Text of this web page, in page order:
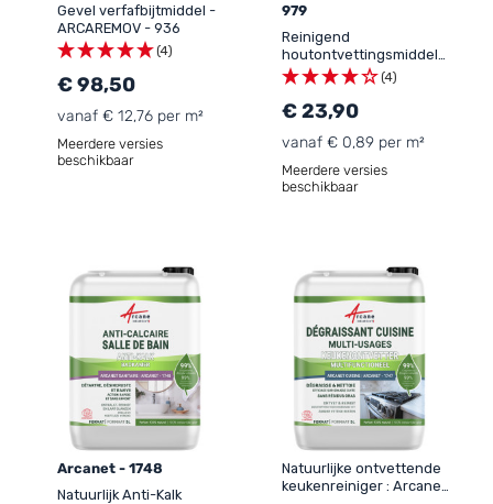
Gevel verfafbijtmiddel -
ARCAREMOV - 936
(4)
€ 98,50
vanaf € 12,76 per m²
Meerdere versies
beschikbaar
979
Reinigend
houtontvettingsmiddel
ARCAWOOD CLEANER -
979
(4)
€ 23,90
vanaf € 0,89 per m²
Meerdere versies
beschikbaar
Arcanet - 1748
Natuurlijk Anti-Kalk
Natuurlijke ontvettende
keukenreiniger : Arcanet